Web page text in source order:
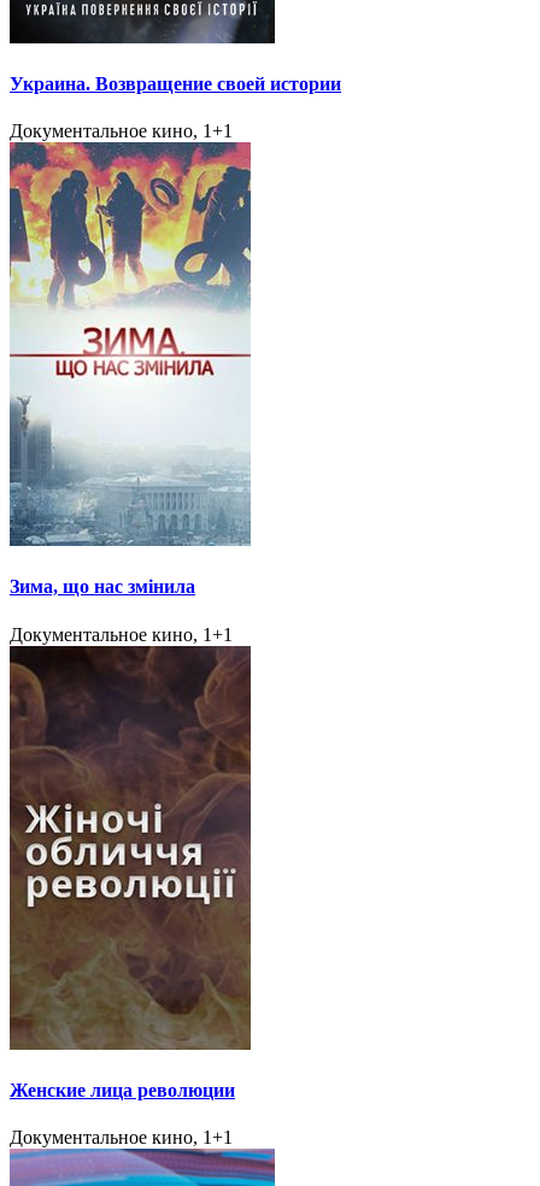
Украина. Возвращение своей истории
Документальное кино, 1+1
Зима, що нас змінила
Документальное кино, 1+1
Женские лица революции
Документальное кино, 1+1